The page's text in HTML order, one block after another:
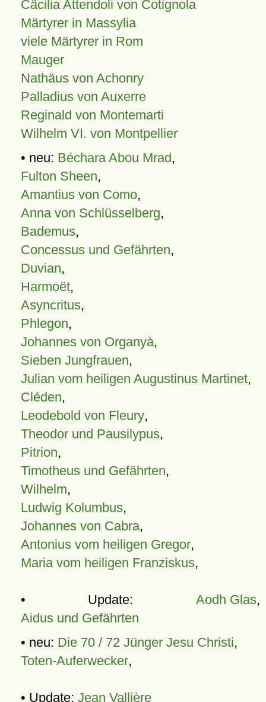
Cäcilia Attendoli von Cotignola
Märtyrer in Massylia
viele Märtyrer in Rom
Mauger
Nathäus von Achonry
Palladius von Auxerre
Reginald von Montemarti
Wilhelm VI. von Montpellier
• neu: Béchara Abou Mrad,
Fulton Sheen,
Amantius von Como,
Anna von Schlüsselberg,
Bademus,
Concessus und Gefährten,
Duvian,
Harmoët,
Asyncritus,
Phlegon,
Johannes von Organyà,
Sieben Jungfrauen,
Julian vom heiligen Augustinus Martinet,
Cléden,
Leodebold von Fleury,
Theodor und Pausilypus,
Pitrion,
Timotheus und Gefährten,
Wilhelm,
Ludwig Kolumbus,
Johannes von Cabra,
Antonius vom heiligen Gregor,
Maria vom heiligen Franziskus,
• Update: Aodh Glas,
Aidus und Gefährten
• neu: Die 70 / 72 Jünger Jesu Christi,
Toten-Auferwecker,
• Update: Jean Vallière